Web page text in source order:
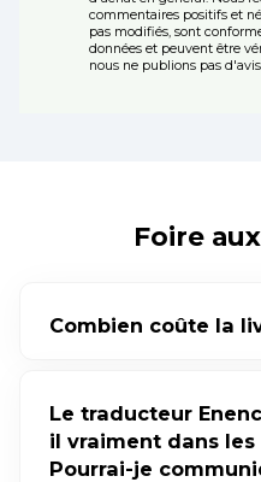
commentaires positifs et
pas modifiés, sont
données et peuvent être
nous ne publions pas
Foire
Combien coûte la
Le traducteur
il vraiment dans les
Pourrai-je